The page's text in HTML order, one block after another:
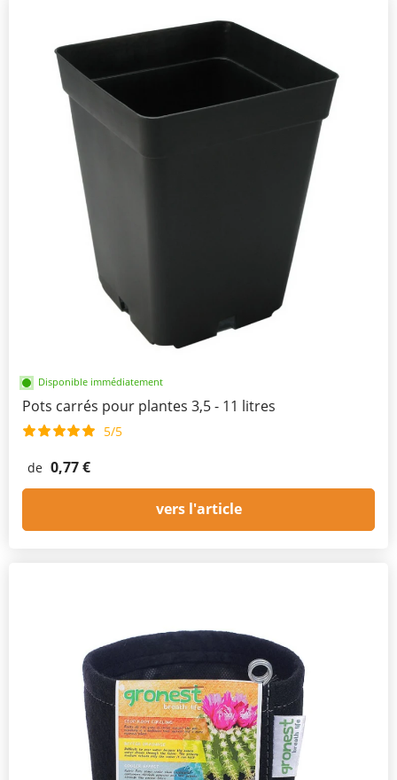
Disponible immédiatement
Pots carrés pour plantes 3,5 - 11 litres
5/5
de 0,77 €
vers l'article